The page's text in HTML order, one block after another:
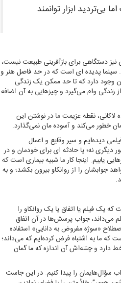
ابزار توانمند
دستگاهی برای بازآفرینی طبیعت نیست،
سینما پدیده ای است که در حد فاصل هنر و
وجود دارد که تا حد ممکن یک زندگی
زندگی وام می‌گیرد و چیزهایی به آن اضافه
نقطه عزیمت ما در نوشتن این
خطور می‌کند و آسوده مان نمی‌گذارد.
دیده‌ایم و سیر وقایع و اعمال
نه؛ یا حادثه ای برای خودمان و در
یابیم. اینجا کار ما شبیه بیماری است که
جوابشان را از روانکاو بیرون بکشد؛ و به
یک فیلم یا اتفاق یا یک روانکاو را
می‌داند، جواب پرسش‌ها در آن اتفاق
«سوژه مفروض به دانایی» استفاده
که ما به اشتباه فرض کرده‌ایم که می‌داند؛
دارد و چنته‌اش آن اندازه که ما گمان
سؤال‌هایمان را پیدا کنیم. در این جاست